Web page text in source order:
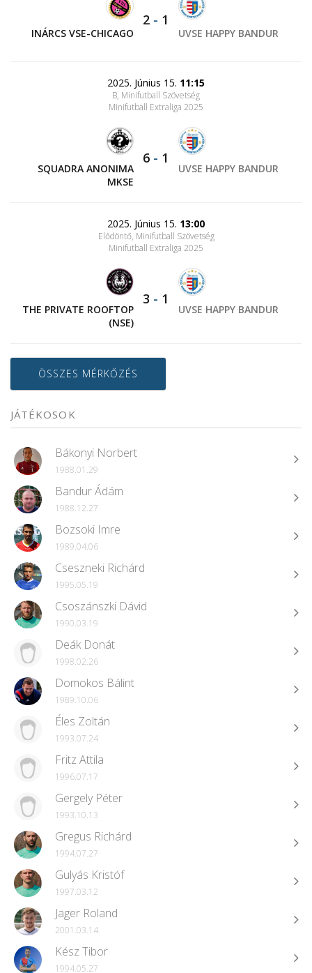
INÁRCS VSE-CHICAGO
2 - 1
UVSE HAPPY BANDUR
2025. Június 15. 11:15
B, Minifutball Szövetség
Minifutball Extraliga 2025
SQUADRA ANONIMA
MKSE
6 - 1
UVSE HAPPY BANDUR
2025. Június 15. 13:00
Elődöntő, Minifutball Szövetség
Minifutball Extraliga 2025
THE PRIVATE ROOFTOP
(NSE)
3 - 1
UVSE HAPPY BANDUR
ÖSSZES MÉRKŐZÉS
JÁTÉKOSOK
Bákonyi Norbert
1988.01.29
Bandur Ádám
1988.12.27
Bozsoki Imre
1989.04.06
Cseszneki Richárd
1995.05.19
Csoszánszki Dávid
1990.03.19
Deák Donát
1998.02.26
Domokos Bálint
1989.10.06
Éles Zoltán
1993.07.24
Fritz Attila
1996.07.17
Gergely Péter
1993.10.13
Gregus Richárd
1994.07.27
Gulyás Kristóf
1997.03.12
Jager Roland
2001.03.14
Kész Tibor
1994.05.27